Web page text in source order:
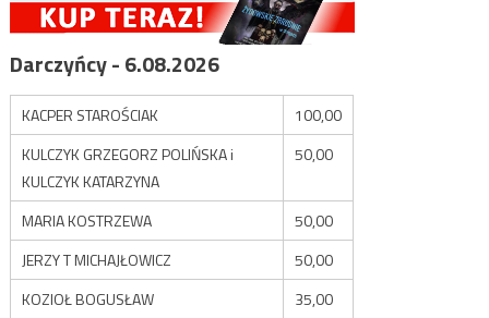
Darczyńcy - 6.08.2026
KACPER STAROŚCIAK
100,00
KULCZYK GRZEGORZ POLIŃSKA i
KULCZYK KATARZYNA
50,00
MARIA KOSTRZEWA
50,00
JERZY T MICHAJŁOWICZ
50,00
KOZIOŁ BOGUSŁAW
35,00